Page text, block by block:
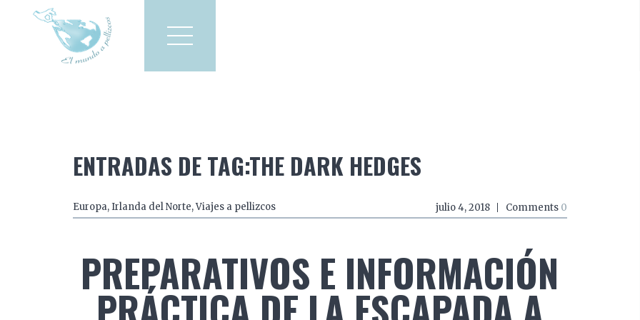
Viajes a pellizcos
ENTRADAS DE TAG:THE DARK HEDGES
Europa,Irlanda del Norte,Viajes a pellizcos julio 4, 2018 Comments 0
PREPARATIVOS E INFORMACIÓN